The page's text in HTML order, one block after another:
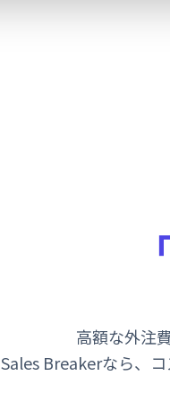
高額な外注
Sales Breakerなら、